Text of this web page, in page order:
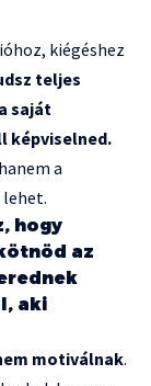
kiégéshez
teljes
saját
képviselned.
a
lehet.
hogy
az
aki
motiválnak.